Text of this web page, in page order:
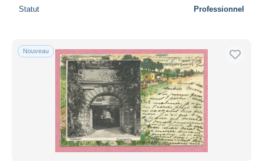
Statut Professionnel
Nouveau